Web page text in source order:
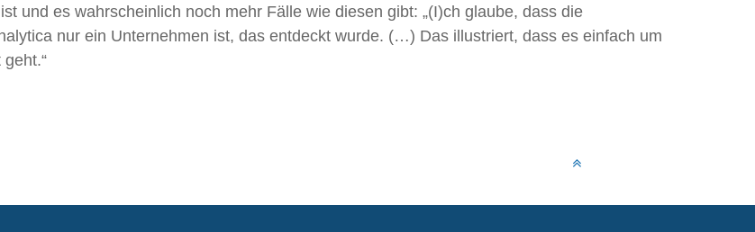
und es wahrscheinlich noch mehr Fälle wie diesen gibt: „(I)ch glaube, dass die
nur ein Unternehmen ist, das entdeckt wurde. (…) Das illustriert, dass es einfach um